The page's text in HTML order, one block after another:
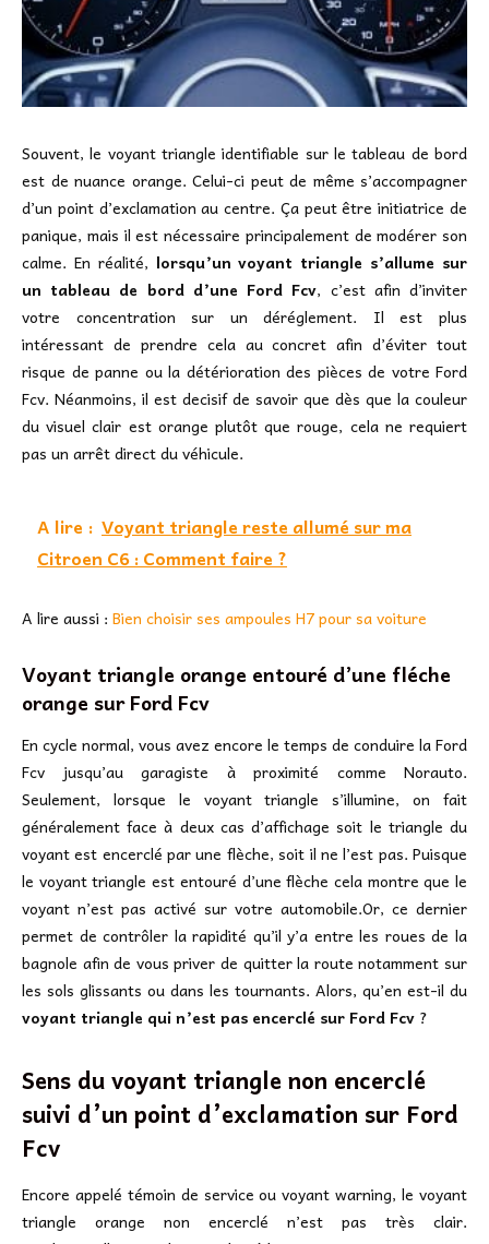
Souvent, le voyant triangle identifiable sur le tableau de bord
est de nuance orange. Celui-ci peut de même s’accompagner
d’un point d’exclamation au centre. Ça peut être initiatrice de
panique, mais il est nécessaire principalement de modérer son
calme. En réalité, lorsqu’un voyant triangle s’allume sur
un tableau de bord d’une Ford Fcv, c’est afin d’inviter
votre concentration sur un déréglement. Il est plus
intéressant de prendre cela au concret afin d’éviter tout
risque de panne ou la détérioration des pièces de votre Ford
Fcv. Néanmoins, il est decisif de savoir que dès que la couleur
du visuel clair est orange plutôt que rouge, cela ne requiert
pas un arrêt direct du véhicule.
A lire : Voyant triangle reste allumé sur ma
Citroen C6 : Comment faire ?
A lire aussi : Bien choisir ses ampoules H7 pour sa voiture
Voyant triangle orange entouré d’une fléche
orange sur Ford Fcv
En cycle normal, vous avez encore le temps de conduire la Ford
Fcv jusqu’au garagiste à proximité comme Norauto.
Seulement, lorsque le voyant triangle s’illumine, on fait
généralement face à deux cas d’affichage soit le triangle du
voyant est encerclé par une flèche, soit il ne l’est pas. Puisque
le voyant triangle est entouré d’une flèche cela montre que le
voyant n’est pas activé sur votre automobile.Or, ce dernier
permet de contrôler la rapidité qu’il y’a entre les roues de la
bagnole afin de vous priver de quitter la route notamment sur
les sols glissants ou dans les tournants. Alors, qu’en est-il du
voyant triangle qui n’est pas encerclé sur Ford Fcv ?
Sens du voyant triangle non encerclé
suivi d’un point d’exclamation sur Ford
Fcv
Encore appelé témoin de service ou voyant warning, le voyant
triangle orange non encerclé n’est pas très clair.